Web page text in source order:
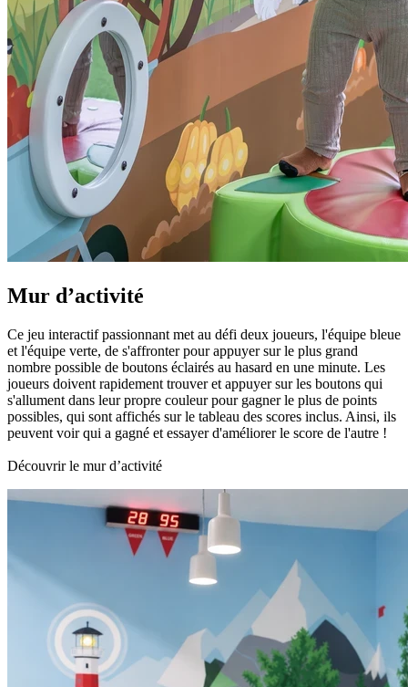
Mur d’activité
Ce jeu interactif passionnant met au défi deux joueurs, l'équipe bleue
et l'équipe verte, de s'affronter pour appuyer sur le plus grand
nombre possible de boutons éclairés au hasard en une minute. Les
joueurs doivent rapidement trouver et appuyer sur les boutons qui
s'allument dans leur propre couleur pour gagner le plus de points
possibles, qui sont affichés sur le tableau des scores inclus. Ainsi, ils
peuvent voir qui a gagné et essayer d'améliorer le score de l'autre !
Découvrir le mur d’activité